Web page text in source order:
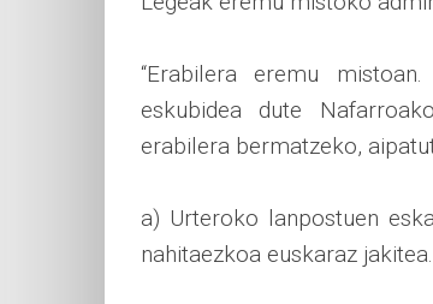
“Erabilera eremu
eskubidea dute
erabilera bermatzeko,
a) Urteroko lanpostuen
nahitaezkoa euskaraz jakitea.